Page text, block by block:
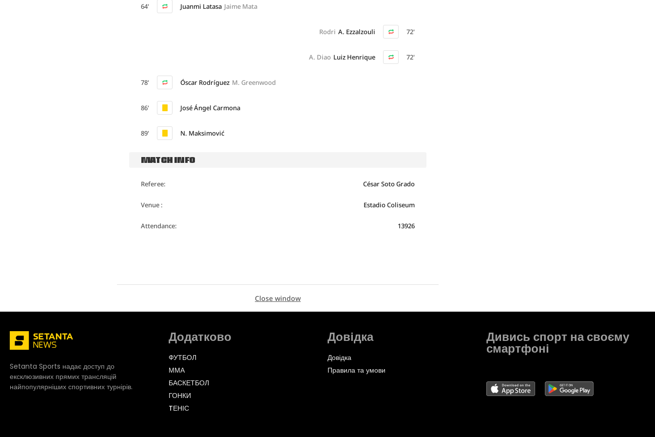
64' Juanmi Latasa Jaime Mata
72'
A. Ezzalzouli
Rodri
72'
Luiz Henrique
A. Diao
78' Óscar Rodríguez M. Greenwood
86' José Ángel Carmona
89' N. Maksimović
MATCH INFO
Referee: César Soto Grado
Venue : Estadio Coliseum
Attendance: 13926
Close window
Setanta Sports надає доступ до
ексклюзивних прямих трансляцій
найпопулярніших спортивних турнірів.
Додатково
ФУТБОЛ
ММА
БАСКЕТБОЛ
ГОНКИ
TЕНІС
Довідка
Довідка
Правила та умови
Дивись спорт на своєму
смартфоні